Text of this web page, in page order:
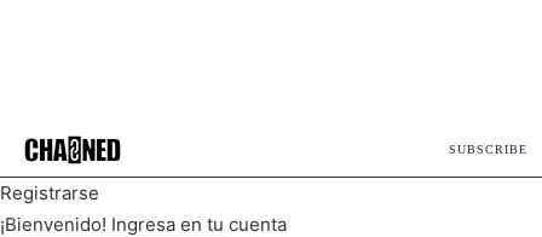
SUBSCRIBE
Registrarse
¡Bienvenido! Ingresa en tu cuenta